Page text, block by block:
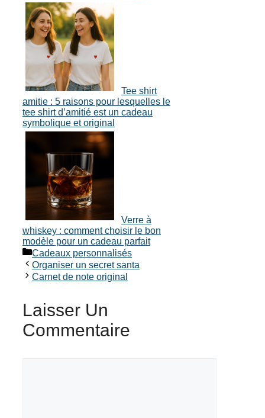
Tee shirt
amitie : 5 raisons pour lesquelles le
tee shirt d’amitié est un cadeau
symbolique et original
Verre à
whiskey : comment choisir le bon
modèle pour un cadeau parfait
Catégories
Cadeaux personnalisés
Organiser un secret santa
Carnet de note original
Laisser Un
Commentaire